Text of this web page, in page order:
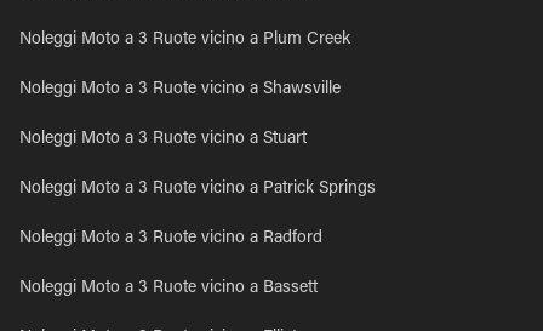
Noleggi Moto a 3 Ruote vicino a Plum Creek
Noleggi Moto a 3 Ruote vicino a Shawsville
Noleggi Moto a 3 Ruote vicino a Stuart
Noleggi Moto a 3 Ruote vicino a Patrick Springs
Noleggi Moto a 3 Ruote vicino a Radford
Noleggi Moto a 3 Ruote vicino a Bassett